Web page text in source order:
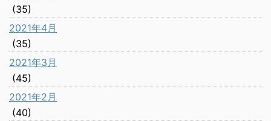
(35)
2021年4月
(35)
2021年3月
(45)
2021年2月
(40)